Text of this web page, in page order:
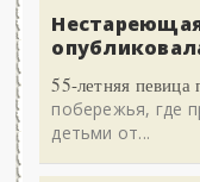
55-летняя певица
побережья, где
детьми от...